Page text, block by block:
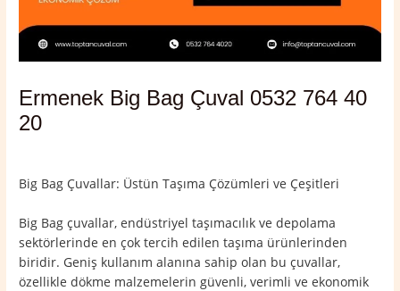
Ermenek Big Bag Çuval 0532 764 40
20
Big Bag Çuvallar: Üstün Taşıma Çözümleri ve Çeşitleri
Big Bag çuvallar, endüstriyel taşımacılık ve depolama
sektörlerinde en çok tercih edilen taşıma ürünlerinden
biridir. Geniş kullanım alanına sahip olan bu çuvallar,
özellikle dökme malzemelerin güvenli, verimli ve ekonomik